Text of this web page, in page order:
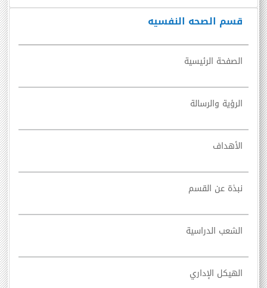
قسم الصحه النفسيه
الصفحة الرئيسية
الرؤية والرسالة
الأهداف
نبذة عن القسم
الشعب الدراسية
الهيكل الإداري